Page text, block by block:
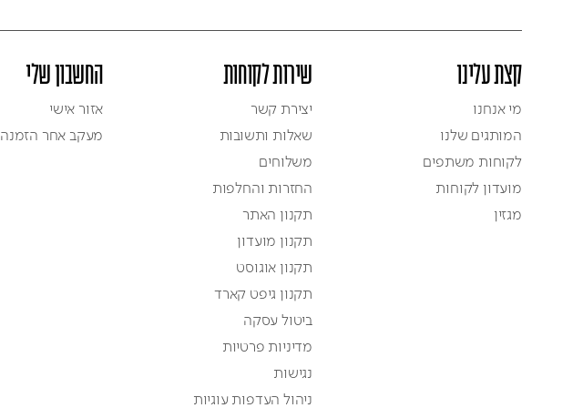
קצת עלינו
מי אנחנו
המותגים שלנו
לקוחות משתפים
מועדון לקוחות
מגזין
שירות לקוחות
יצירת קשר
שאלות ותשובות
משלוחים
החזרות והחלפות
תקנון האתר
תקנון מועדון
תקנון אוגוסט
תקנון גיפט קארד
ביטול עסקה
מדיניות פרטיות
נגישות
ניהול העדפות עוגיות
החשבון שלי
אזור אישי
מעקב אחר הזמנה